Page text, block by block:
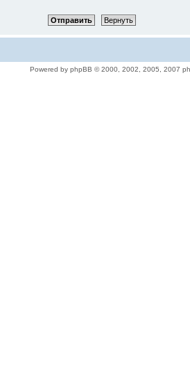
Powered by phpBB © 2000, 2002, 2005, 2007